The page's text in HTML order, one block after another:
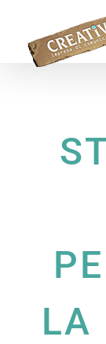
contenuto
LA